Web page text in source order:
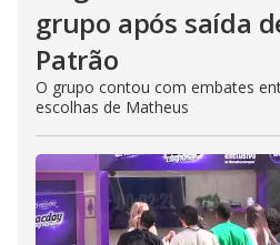
grupo após saída
Patrão
O grupo contou com embates
escolhas de Matheus